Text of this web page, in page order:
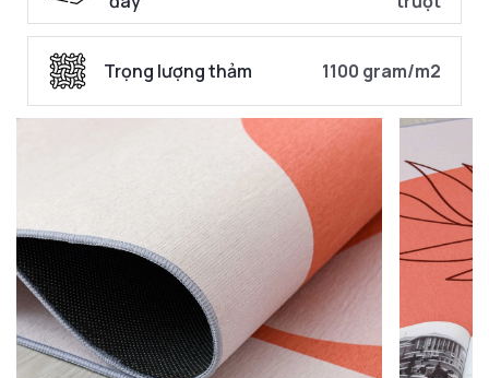
Trọng lượng thảm 1100 gram/m2